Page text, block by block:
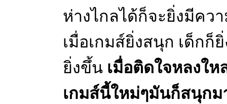
ห่างไกลได้ก็จะยิ่งมีค
เมื่อเกมส์ยิ่งสนุก เด็กก็
ยิ่งขึ้นเมื่อติดใจหลงให
เกมส์นี้ใหม่ๆมันก็สนุก